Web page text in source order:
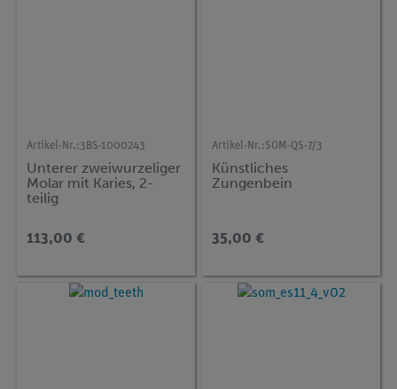
Artikel-Nr.:3BS-1000243
Unterer zweiwurzeliger
Molar mit Karies, 2-
teilig
113,00 €
Artikel-Nr.:SOM-QS-7/3
Künstliches
Zungenbein
35,00 €